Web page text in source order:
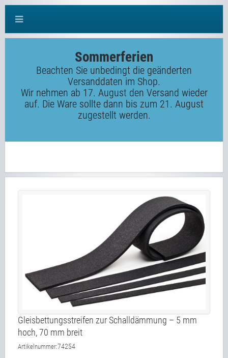
Sommerferien
Beachten Sie unbedingt die geänderten
Versanddaten im Shop.
Wir nehmen ab 17. August den Versand wieder
auf. Die Ware sollte dann bis zum 21. August
zugestellt werden.
Gleisbettungsstreifen zur Schalldämmung – 5 mm
hoch, 70 mm breit
Artikelnummer:74254